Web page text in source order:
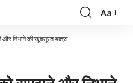
Font
Aa
और निभाने की खूबसूरत यात्रा